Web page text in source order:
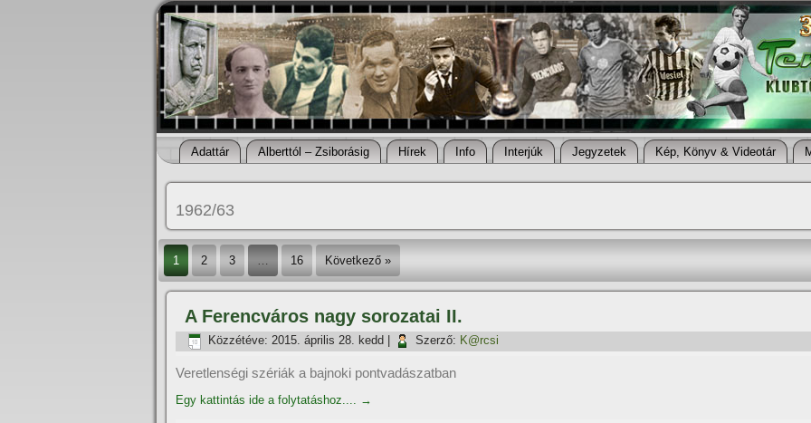
Adattár Alberttól – Zsiborásig Hí­rek Info Interjúk Jegyzetek Kép, Könyv & Videotár
1962/63
1 2 3 … 16 Következő »
A Ferencváros nagy sorozatai II.
Közzétéve: 2015. április 28. kedd Szerző: K@rcsi
Veretlenségi szériák a bajnoki pontvadászatban
Egy kattintás ide a folytatáshoz.... →